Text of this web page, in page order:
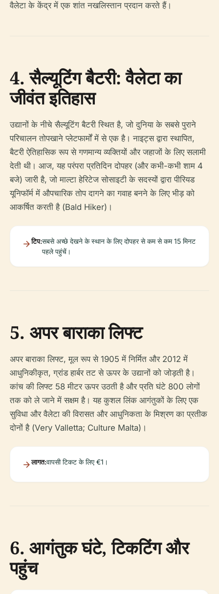
वैलेटा के केंद्र में एक शांत नखलिस्तान प्रदान करते हैं।
4. सैल्यूटिंग बैटरी: वैलेटा का
जीवंत इतिहास
उद्यानों के नीचे सैल्यूटिंग बैटरी स्थित है, जो दुनिया के सबसे पुराने
परिचालन तोपखाने प्लेटफार्मों में से एक है। नाइट्स द्वारा स्थापित,
बैटरी ऐतिहासिक रूप से गणमान्य व्यक्तियों और जहाजों के लिए सलामी
देती थी। आज, यह परंपरा प्रतिदिन दोपहर (और कभी-कभी शाम 4
बजे) जारी है, जो माल्टा हेरिटेज सोसाइटी के सदस्यों द्वारा पीरियड
यूनिफॉर्म में औपचारिक तोप दागने का गवाह बनने के लिए भीड़ को
आकर्षित करती है (Bald Hiker)।
टिप:सबसे अच्छे देखने के स्थान के लिए दोपहर से कम से कम 15 मिनट
पहले पहुंचें।
5. अपर बाराका लिफ्ट
अपर बाराका लिफ्ट, मूल रूप से 1905 में निर्मित और 2012 में
आधुनिकीकृत, ग्रांड हार्बर तट से ऊपर के उद्यानों को जोड़ती है।
कांच की लिफ्ट 58 मीटर ऊपर उठती है और प्रति घंटे 800 लोगों
तक को ले जाने में सक्षम है। यह कुशल लिंक आगंतुकों के लिए एक
सुविधा और वैलेटा की विरासत और आधुनिकता के मिश्रण का प्रतीक
दोनों है (Very Valletta; Culture Malta)।
लागत:वापसी टिकट के लिए €1।
6. आगंतुक घंटे, टिकटिंग और
पहुंच